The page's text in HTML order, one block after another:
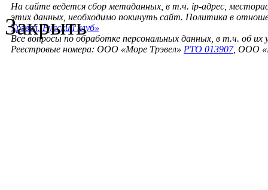
На сайте ведется сбор метаданных, в т.ч. ip-адрес,
этих данных, необходимо покинуть сайт. Политика в
Трэвел. Русский клуб»
Все вопросы по обработке персональных данных, в т.ч. об их
Реестровые номера: ООО «Море Трэвел» РТО 013907, ООО
Закрыть